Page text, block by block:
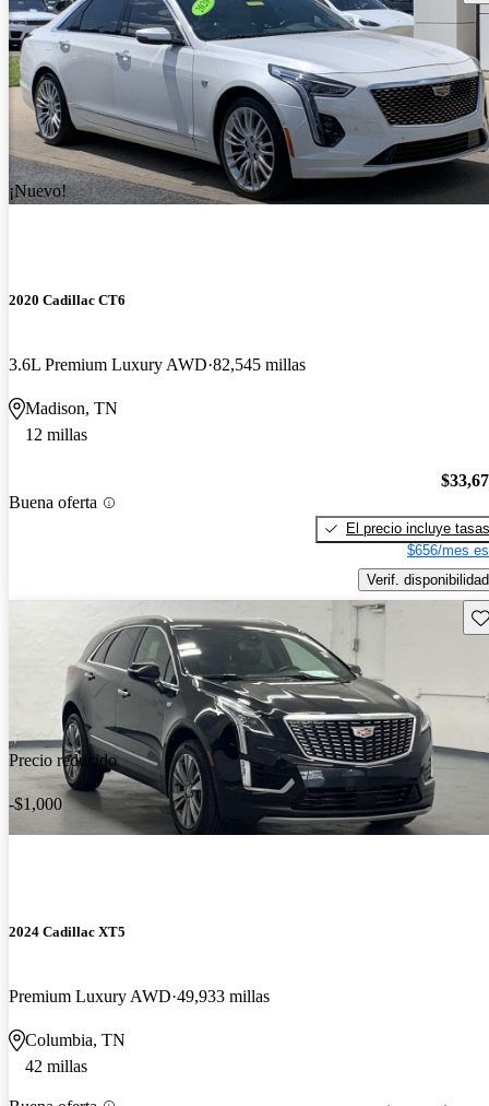
¡Nuevo!
2020 Cadillac CT6
3.6L Premium Luxury AWD 82,545 millas
Madison, TN
12 millas
Buena oferta
El precio incluye tasas
$656/mes
Verif. disponibilidad
Precio reducido
-$1,000
2024 Cadillac XT5
Premium Luxury AWD 49,933 millas
Columbia, TN
42 millas